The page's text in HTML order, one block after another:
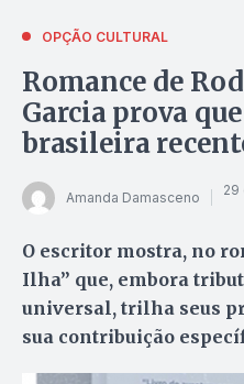
OPÇÃO CULTURAL
Romance de
Garcia prova
brasileira
Amanda Damasceno 29
O escritor mostra, no
Ilha” que, embora
universal, trilha seus
sua contribuição